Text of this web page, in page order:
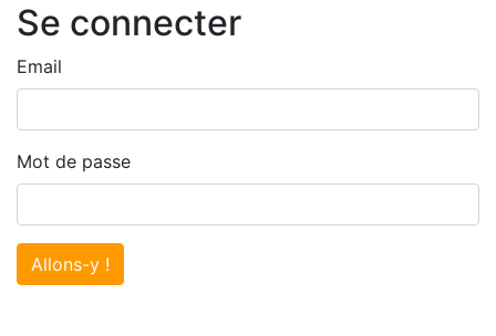
Se connecter
Email
Mot de passe
Allons-y !